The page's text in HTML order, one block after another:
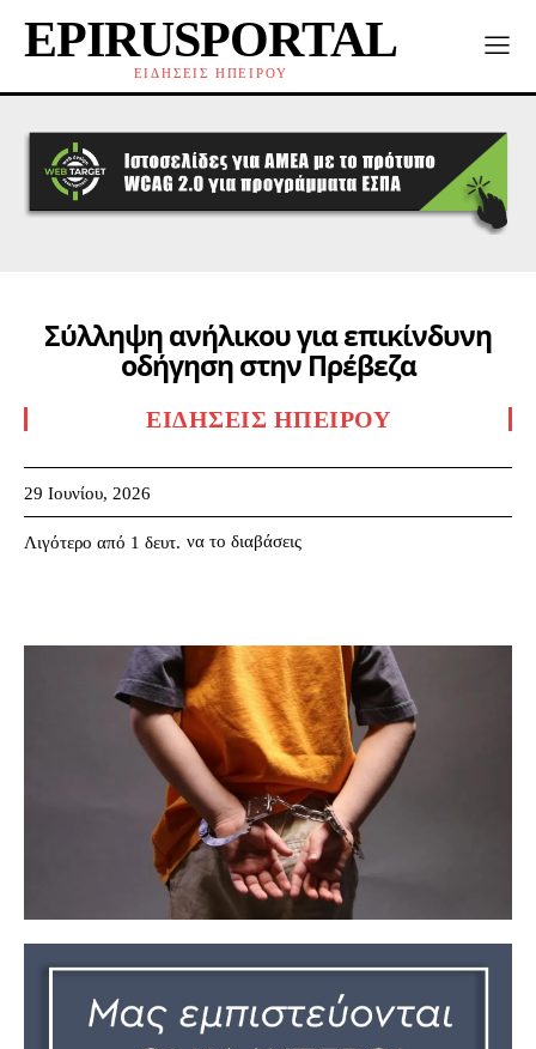
EPIRUSPORTAL
ΕΙΔΗΣΕΙΣ ΗΠΕΙΡΟΥ
Σύλληψη ανήλικου για επικίνδυνη
οδήγηση στην Πρέβεζα
ΕΙΔΉΣΕΙΣ ΗΠΕΊΡΟΥ
29 Ιουνίου, 2026
Λιγότερο από 1 δευτ. να το διαβάσεις